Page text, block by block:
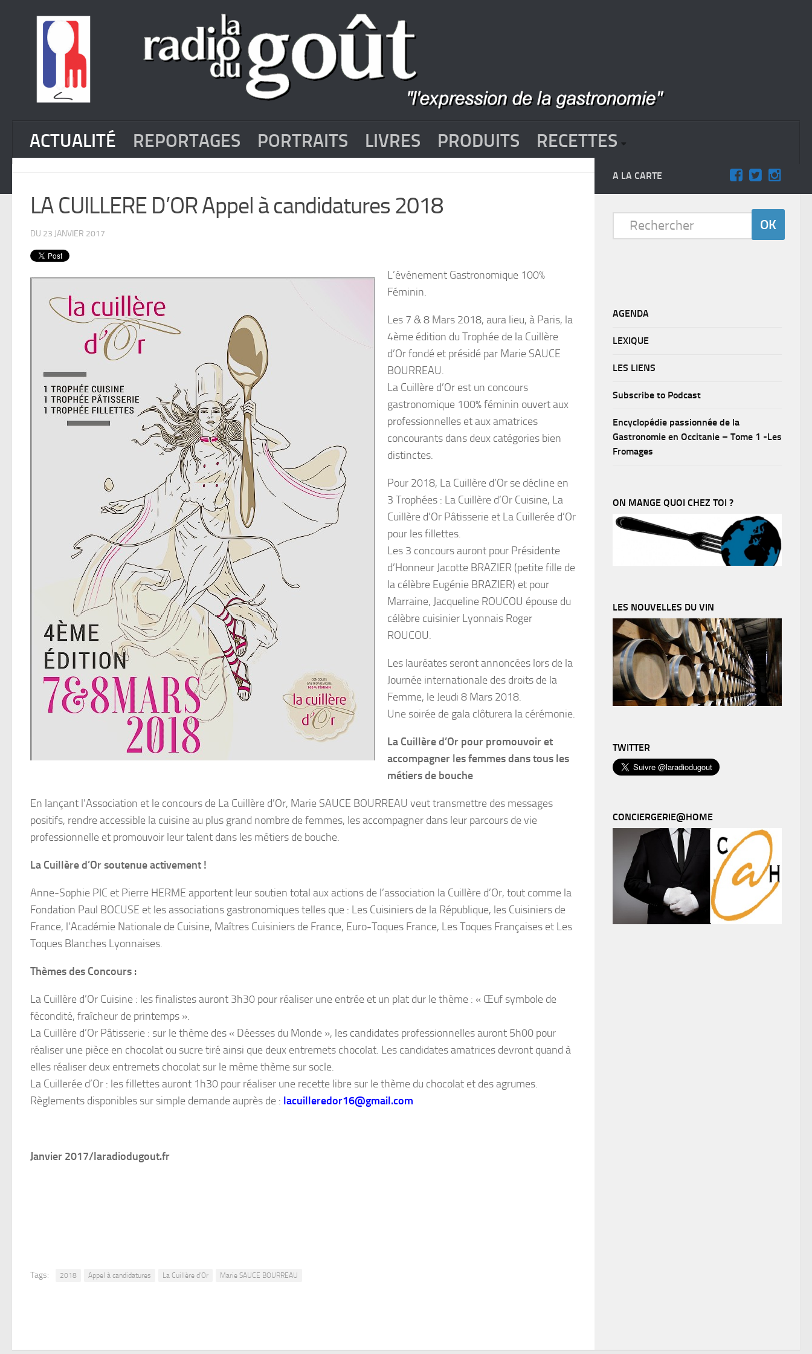
ACTUALITÉ REPORTAGES PORTRAITS LIVRES PRODUITS RECETTES
LA CUILLERE D’OR Appel à candidatures 2018
DU 23 JANVIER 2017
L’événement Gastronomique 100%
Féminin.
Les 7 & 8 Mars 2018, aura lieu, à Paris, la
4ème édition du Trophée de la Cuillère
d’Or fondé et présidé par Marie SAUCE
BOURREAU.
La Cuillère d’Or est un concours
gastronomique 100% féminin ouvert aux
professionnelles et aux amatrices
concourants dans deux catégories bien
distinctes.
Pour 2018, La Cuillère d’Or se décline en
3 Trophées : La Cuillère d’Or Cuisine, La
Cuillère d’Or Pâtisserie et La Cuillerée d’Or
pour les fillettes.
Les 3 concours auront pour Présidente
d’Honneur Jacotte BRAZIER (petite fille de
la célèbre Eugénie BRAZIER) et pour
Marraine, Jacqueline ROUCOU épouse du
célèbre cuisinier Lyonnais Roger
ROUCOU.
Les lauréates seront annoncées lors de la
Journée internationale des droits de la
Femme, le Jeudi 8 Mars 2018.
Une soirée de gala clôturera la cérémonie.
La Cuillère d’Or pour promouvoir et
accompagner les femmes dans tous les
métiers de bouche
En lançant l’Association et le concours de La Cuillère d’Or, Marie SAUCE BOURREAU veut transmettre des messages
positifs, rendre accessible la cuisine au plus grand nombre de femmes, les accompagner dans leur parcours de vie
professionnelle et promouvoir leur talent dans les métiers de bouche.
La Cuillère d’Or soutenue activement !
Anne-Sophie PIC et Pierre HERME apportent leur soutien total aux actions de l’association la Cuillère d’Or, tout comme la
Fondation Paul BOCUSE et les associations gastronomiques telles que : Les Cuisiniers de la République, les Cuisiniers de
France, l’Académie Nationale de Cuisine, Maîtres Cuisiniers de France, Euro-Toques France, Les Toques Françaises et Les
Toques Blanches Lyonnaises.
Thèmes des Concours :
La Cuillère d’Or Cuisine : les finalistes auront 3h30 pour réaliser une entrée et un plat dur le thème : « Œuf symbole de
fécondité, fraîcheur de printemps ».
La Cuillère d’Or Pâtisserie : sur le thème des « Déesses du Monde », les candidates professionnelles auront 5h00 pour
réaliser une pièce en chocolat ou sucre tiré ainsi que deux entremets chocolat. Les candidates amatrices devront quand à
elles réaliser deux entremets chocolat sur le même thème sur socle.
La Cuillerée d’Or : les fillettes auront 1h30 pour réaliser une recette libre sur le thème du chocolat et des agrumes.
Règlements disponibles sur simple demande auprès de : lacuilleredor16@gmail.com
Janvier 2017/laradiodugout.fr
Tags: 2018 Appel à candidatures La Cuillère d’Or Marie SAUCE BOURREAU
A LA CARTE
AGENDA
LEXIQUE
LES LIENS
Subscribe to Podcast
Encyclopédie passionnée de la
Gastronomie en Occitanie – Tome 1 -Les
Fromages
ON MANGE QUOI CHEZ TOI ?
LES NOUVELLES DU VIN
TWITTER
CONCIERGERIE@HOME